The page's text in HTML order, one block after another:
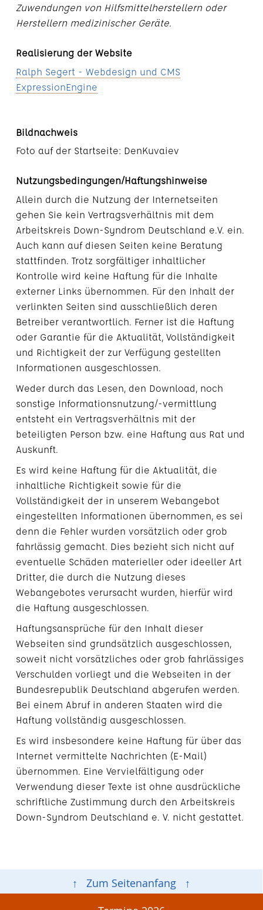
Zuwendungen von Hilfsmittelherstellern oder
Herstellern medizinischer Geräte.
Realisierung der Website
Ralph Segert - Webdesign und CMS
ExpressionEngine
Bildnachweis
Foto auf der Startseite: DenKuvaiev
Nutzungsbedingungen/Haftungshinweise
Allein durch die Nutzung der Internetseiten
gehen Sie kein Vertragsverhältnis mit dem
Arbeitskreis Down-Syndrom Deutschland e.V. ein.
Auch kann auf diesen Seiten keine Beratung
stattfinden. Trotz sorgfältiger inhaltlicher
Kontrolle wird keine Haftung für die Inhalte
externer Links übernommen. Für den Inhalt der
verlinkten Seiten sind ausschließlich deren
Betreiber verantwortlich. Ferner ist die Haftung
oder Garantie für die Aktualität, Vollständigkeit
und Richtigkeit der zur Verfügung gestellten
Informationen ausgeschlossen.
Weder durch das Lesen, den Download, noch
sonstige Informationsnutzung/-vermittlung
entsteht ein Vertragsverhältnis mit der
beteiligten Person bzw. eine Haftung aus Rat und
Auskunft.
Es wird keine Haftung für die Aktualität, die
inhaltliche Richtigkeit sowie für die
Vollständigkeit der in unserem Webangebot
eingestellten Informationen übernommen, es sei
denn die Fehler wurden vorsätzlich oder grob
fahrlässig gemacht. Dies bezieht sich nicht auf
eventuelle Schäden materieller oder ideeller Art
Dritter, die durch die Nutzung dieses
Webangebotes verursacht wurden, hierfür wird
die Haftung ausgeschlossen.
Haftungsansprüche für den Inhalt dieser
Webseiten sind grundsätzlich ausgeschlossen,
soweit nicht vorsätzliches oder grob fahrlässiges
Verschulden vorliegt und die Webseiten in der
Bundesrepublik Deutschland abgerufen werden.
Bei einem Abruf in anderen Staaten wird die
Haftung vollständig ausgeschlossen.
Es wird insbesondere keine Haftung für über das
Internet vermittelte Nachrichten (E-Mail)
übernommen. Eine Vervielfältigung oder
Verwendung dieser Texte ist ohne ausdrückliche
schriftliche Zustimmung durch den Arbeitskreis
Down-Syndrom Deutschland e. V. nicht gestattet.
↑ Zum Seitenanfang ↑